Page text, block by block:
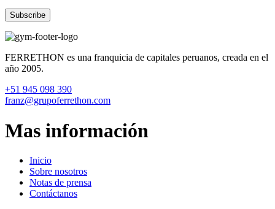
FERRETHON es una franquicia de capitales peruanos, creada en el
año 2005.
+51 945 098 390
franz@grupoferrethon.com
Mas información
Inicio
Sobre nosotros
Notas de prensa
Contáctanos